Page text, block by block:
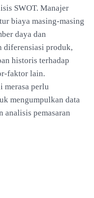
SWOT. Manajer
biaya masing-masing
daya dan
diferensiasi produk,
historis terhadap
faktor lain.
merasa perlu
mengumpulkan data
analisis pemasaran